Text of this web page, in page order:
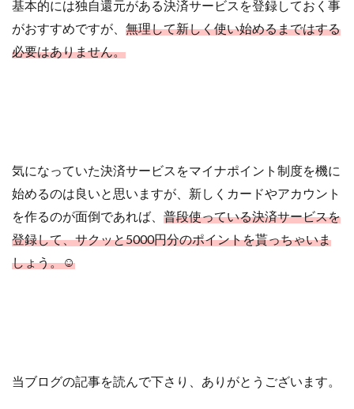
基本的には独自還元がある決済サービスを登録しておく事
がおすすめですが、 無理して新しく使い始めるまではする
必要はありません。
気になっていた決済サービスをマイナポイント制度を機に
始めるのは良いと思いますが、新しくカードやアカウント
を作るのが面倒であれば、 普段使っている決済サービスを
登録して、サクッと5000円分のポイントを貰っちゃいま
しょう。☺︎
当ブログの記事を読んで下さり、ありがとうございます。